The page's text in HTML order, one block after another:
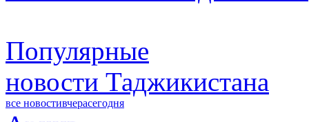
Популярные
новости Таджикистана
все новостивчерасегодня